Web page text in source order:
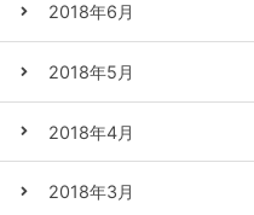
2018年6月
2018年5月
2018年4月
2018年3月